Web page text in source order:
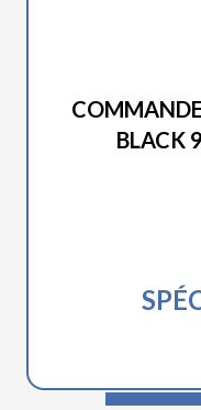
BLACK